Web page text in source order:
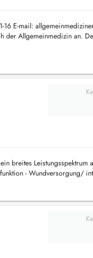
16 E-mail:
der Allgemeinmedizin an.
breites Leistungsspektrum
- Wundversorgung/